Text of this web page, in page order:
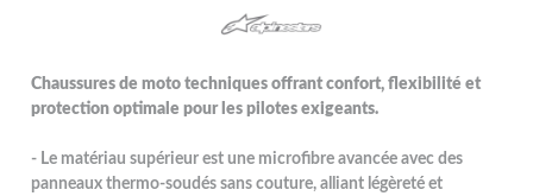
Chaussures de moto techniques offrant confort, flexibilité et
protection optimale pour les pilotes exigeants.
- Le matériau supérieur est une microfibre avancée avec des
panneaux thermo-soudés sans couture, alliant légèreté et